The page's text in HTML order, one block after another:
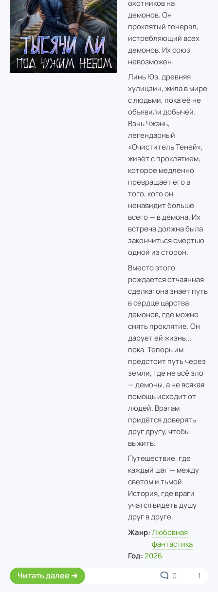
охотников на
демонов. Он
проклятый генерал,
истребляющий всех
демонов. Их союз
невозможен.
Линь Юэ, древняя
хулицзин, жила в мире
с людьми, пока её не
объявили добычей.
Вэнь Чжэнь,
легендарный
«Очиститель Теней»,
живёт с проклятием,
которое медленно
превращает его в
того, кого он
ненавидит больше
всего — в демона. Их
встреча должна была
закончиться смертью
одной из сторон.
Вместо этого
рождается отчаянная
сделка: она знает путь
в сердце царства
демонов, где можно
снять проклятие. Он
дарует ей жизнь...
пока. Теперь им
предстоит путь через
земли, где не всё зло
— демоны, а не всякая
помощь исходит от
людей. Врагам
придётся доверять
друг другу, чтобы
выжить.
Путешествие, где
каждый шаг — между
светом и тьмой.
История, где враги
учатся видеть душу
друг в друге.
Жанр: Любовная
фантастика
Год: 2026
Читать далее 0 1